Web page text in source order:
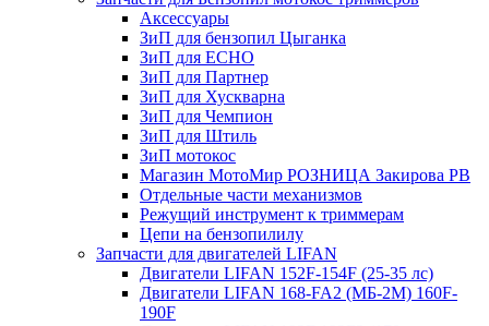
Аксессуары
ЗиП для бензопил Цыганка
ЗиП для ЕСНО
ЗиП для Партнер
ЗиП для Хускварна
ЗиП для Чемпион
ЗиП для Штиль
ЗиП мотокос
Магазин МотоМир РОЗНИЦА Закирова РВ
Отдельные части механизмов
Режущий инструмент к триммерам
Цепи на бензопилилу
Запчасти для двигателей LIFAN
Двигатели LIFAN 152F-154F (25-35 лс)
Двигатели LIFAN 168-FA2 (МБ-2М) 160F-
190F